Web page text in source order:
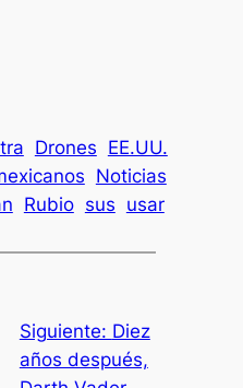
Drones EE.UU.
Noticias
Rubio sus usar
Siguiente: Diez
años después,